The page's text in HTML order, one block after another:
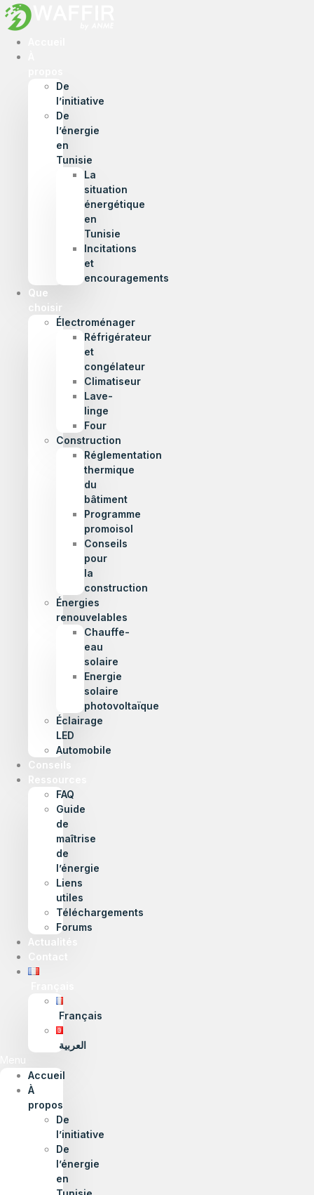
De
l’initiative
De
l’énergie
en
Tunisie
La
situation
énergétique
en
Tunisie
Incitations
et
encouragements
Que
choisir
Électroménager
Réfrigérateur
et
congélateur
Climatiseur
Lave-
linge
Four
Construction
Réglementation
thermique
du
bâtiment
Programme
promoisol
Conseils
pour
la
construction
Énergies
renouvelables
Chauffe-
eau
solaire
Energie
solaire
photovoltaïque
Éclairage
LED
Automobile
Conseils
FAQ
Guide
de
maîtrise
de
l’énergie
Liens
utiles
Téléchargements
Forums
Actualités
Français
العربية
Accueil
À
propos
De
l’initiative
De
l’énergie
en